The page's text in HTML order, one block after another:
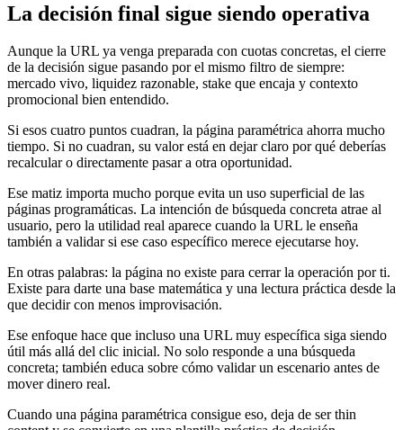
La decisión final sigue siendo operativa
Aunque la URL ya venga preparada con cuotas concretas, el cierre
de la decisión sigue pasando por el mismo filtro de siempre:
mercado vivo, liquidez razonable, stake que encaja y contexto
promocional bien entendido.
Si esos cuatro puntos cuadran, la página paramétrica ahorra mucho
tiempo. Si no cuadran, su valor está en dejar claro por qué deberías
recalcular o directamente pasar a otra oportunidad.
Ese matiz importa mucho porque evita un uso superficial de las
páginas programáticas. La intención de búsqueda concreta atrae al
usuario, pero la utilidad real aparece cuando la URL le enseña
también a validar si ese caso específico merece ejecutarse hoy.
En otras palabras: la página no existe para cerrar la operación por ti.
Existe para darte una base matemática y una lectura práctica desde la
que decidir con menos improvisación.
Ese enfoque hace que incluso una URL muy específica siga siendo
útil más allá del clic inicial. No solo responde a una búsqueda
concreta; también educa sobre cómo validar un escenario antes de
mover dinero real.
Cuando una página paramétrica consigue eso, deja de ser thin